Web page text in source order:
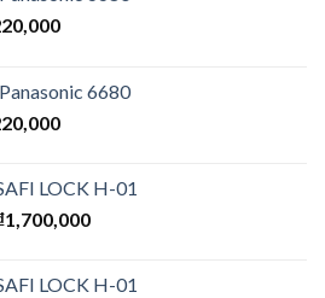
6680
LOCK H-01
1,700,000
LOCK H-01